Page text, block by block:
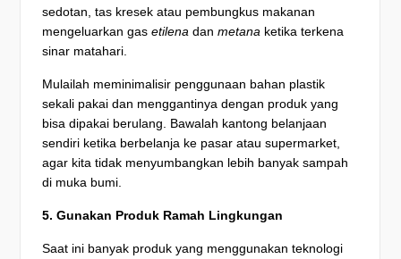
sedotan, tas kresek atau pembungkus makanan
mengeluarkan gas etilena dan metana ketika terkena
sinar matahari.
Mulailah meminimalisir penggunaan bahan plastik
sekali pakai dan menggantinya dengan produk yang
bisa dipakai berulang. Bawalah kantong belanjaan
sendiri ketika berbelanja ke pasar atau supermarket,
agar kita tidak menyumbangkan lebih banyak sampah
di muka bumi.
5. Gunakan Produk Ramah Lingkungan
Saat ini banyak produk yang menggunakan teknologi